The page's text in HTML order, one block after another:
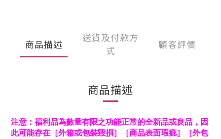
商品描述
送貨及付款方
式
顧客評價
商品描述
注意：福利品為數量有限之功能正常的全新品或良品，因
此可能存在［外箱或包裝毀損］［商品表面瑕疵］［外包